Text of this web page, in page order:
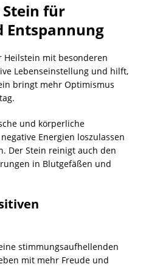
Stein für
Entspannung
mit besonderen
Lebenseinstellung und hilft,
bringt mehr Optimismus
und körperliche
Energien loszulassen
Der Stein reinigt auch den
in Blutgefäßen und
stimmungsaufhellenden
mit mehr Freude und